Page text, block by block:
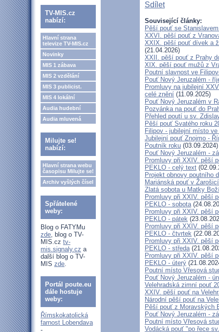
TV-MIS.cz
nabízí:
Hlavní strana
televize TV-MIS.cz
Novinky
MIS 1 zábava
MIS 2 vzdělání
MIS 3 publicist.
MIS 4 lokální
Audia hudební
Audia mluvená
Milujte se!
nabízí:
Hlavní strana webu
časopisu Milujte se!
Archiv vyšlých čísel
Spřátelené
weby:
Blog o FATYMu
zde, blog o TV-
MIS.cz tv-
mis.signaly.cz a
další blog o TV-
MIS zde.
Portál poute.eu
dále hostuje
weby:
Římskokatolická
farnost Lobendava
-
Sdílet
Související články:
Pěší pouť se
XXVI. pěší pouť z
XXIX. pěší pouť dívek a
(21.04.2026)
XXII. pěší pouť z Prahy
XIX. pěší pouť mužů z
Poutní slavnost ve
Pouť Nový Jeruzalém -
Promluvy na jubilejní
celé znění (11.09.2025)
Pouť Nový Jeruzalém v
Pozvánka na pouť do
Přehled poutí u sv.
Pěší pouť Svatého roku
Filipov - jubilejní místo
Jubilejní pouť Znojmo -
Poutník roku (03.09.2024)
Pouť Nový Jeruzalém -
Promluvy při XXIV. pěší
PEKLO - celý text
Projekt obnovy poutního
Mariánská pouť v
Zlatá sobota u Matky
Promluvy při XXIV. pěší
PEKLO - sobota
Promluvy při XXIV. pěší
PEKLO - pátek
Promluvy při XXIV. pěší
PEKLO - čtvrtek
Promluvy při XXIV. pěší
PEKLO - středa
Promluvy při XXIV. pěší
PEKLO - úterý
Poutní místo Vřesová
Pouť Nový Jeruzalém -
Velehradská zimní pouť
XXIV. pěší pouť na
Národní pěší pouť na
Pěší pouť z Moravských
Pouť Nový Jeruzalém -
Poutní místo Vřesová
Vodácká pouť "po řece